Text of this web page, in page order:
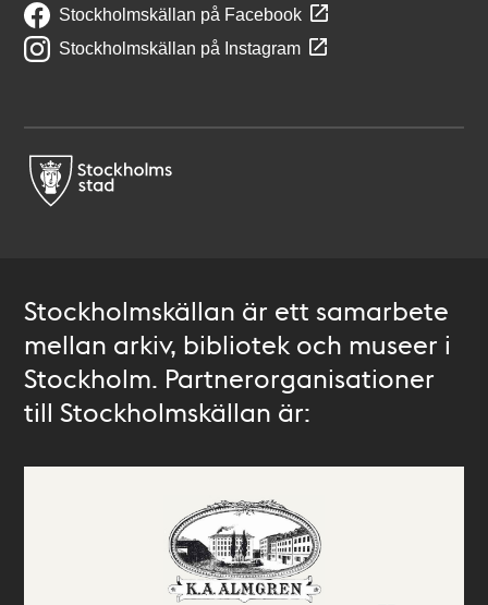
Stockholmskällan på Facebook
Stockholmskällan på Instagram
Stockholmskällan är ett samarbete
mellan arkiv, bibliotek och museer i
Stockholm. Partnerorganisationer
till Stockholmskällan är: